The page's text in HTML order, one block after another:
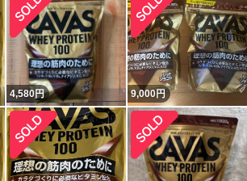
4,580円 9,000円